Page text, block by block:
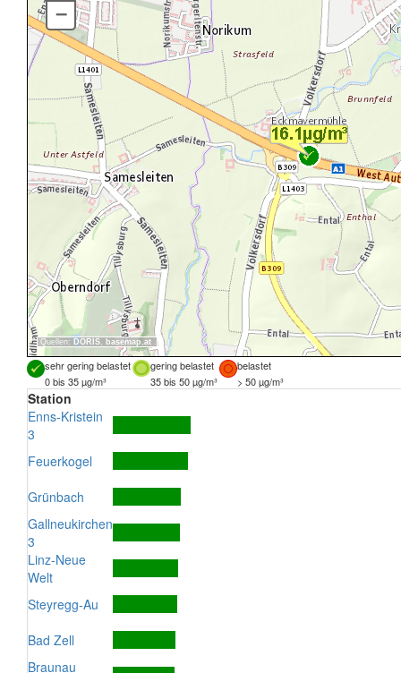
Quellen: DORIS, basemap.at
–
sehr gering belastet gering belastet
belastet
0 bis 35 µg/m³
35 bis 50 µg/m³ > 50 µg/m³
Station
Enns-Kristein
3
Feuerkogel
Grünbach
Gallneukirchen
3
Linz-Neue
Welt
Steyregg-Au
Bad Zell
Braunau